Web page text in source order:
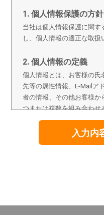
1. 個人情報保護の方針
当社は個人情報保護に関
し、個人情報の適正な取扱
2. 個人情報の定義
個人情報とは、お客様の氏
先等の属性情報、E-Mailア
者の情報、その他お客様か
つまたは複数を組み合わ
することのできる情報をい
3. 個人情報の取得、